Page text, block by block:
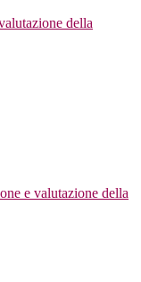
della
e valutazione della